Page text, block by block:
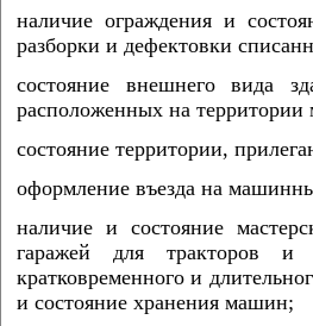
наличие ограждения и
разборки и дефектовки
состояние внешнего вида
расположенных на
состояние территории,
оформление въезда на
наличие и состояние
гаражей для тракторов и
кратковременного и
и состояние хранения машин;